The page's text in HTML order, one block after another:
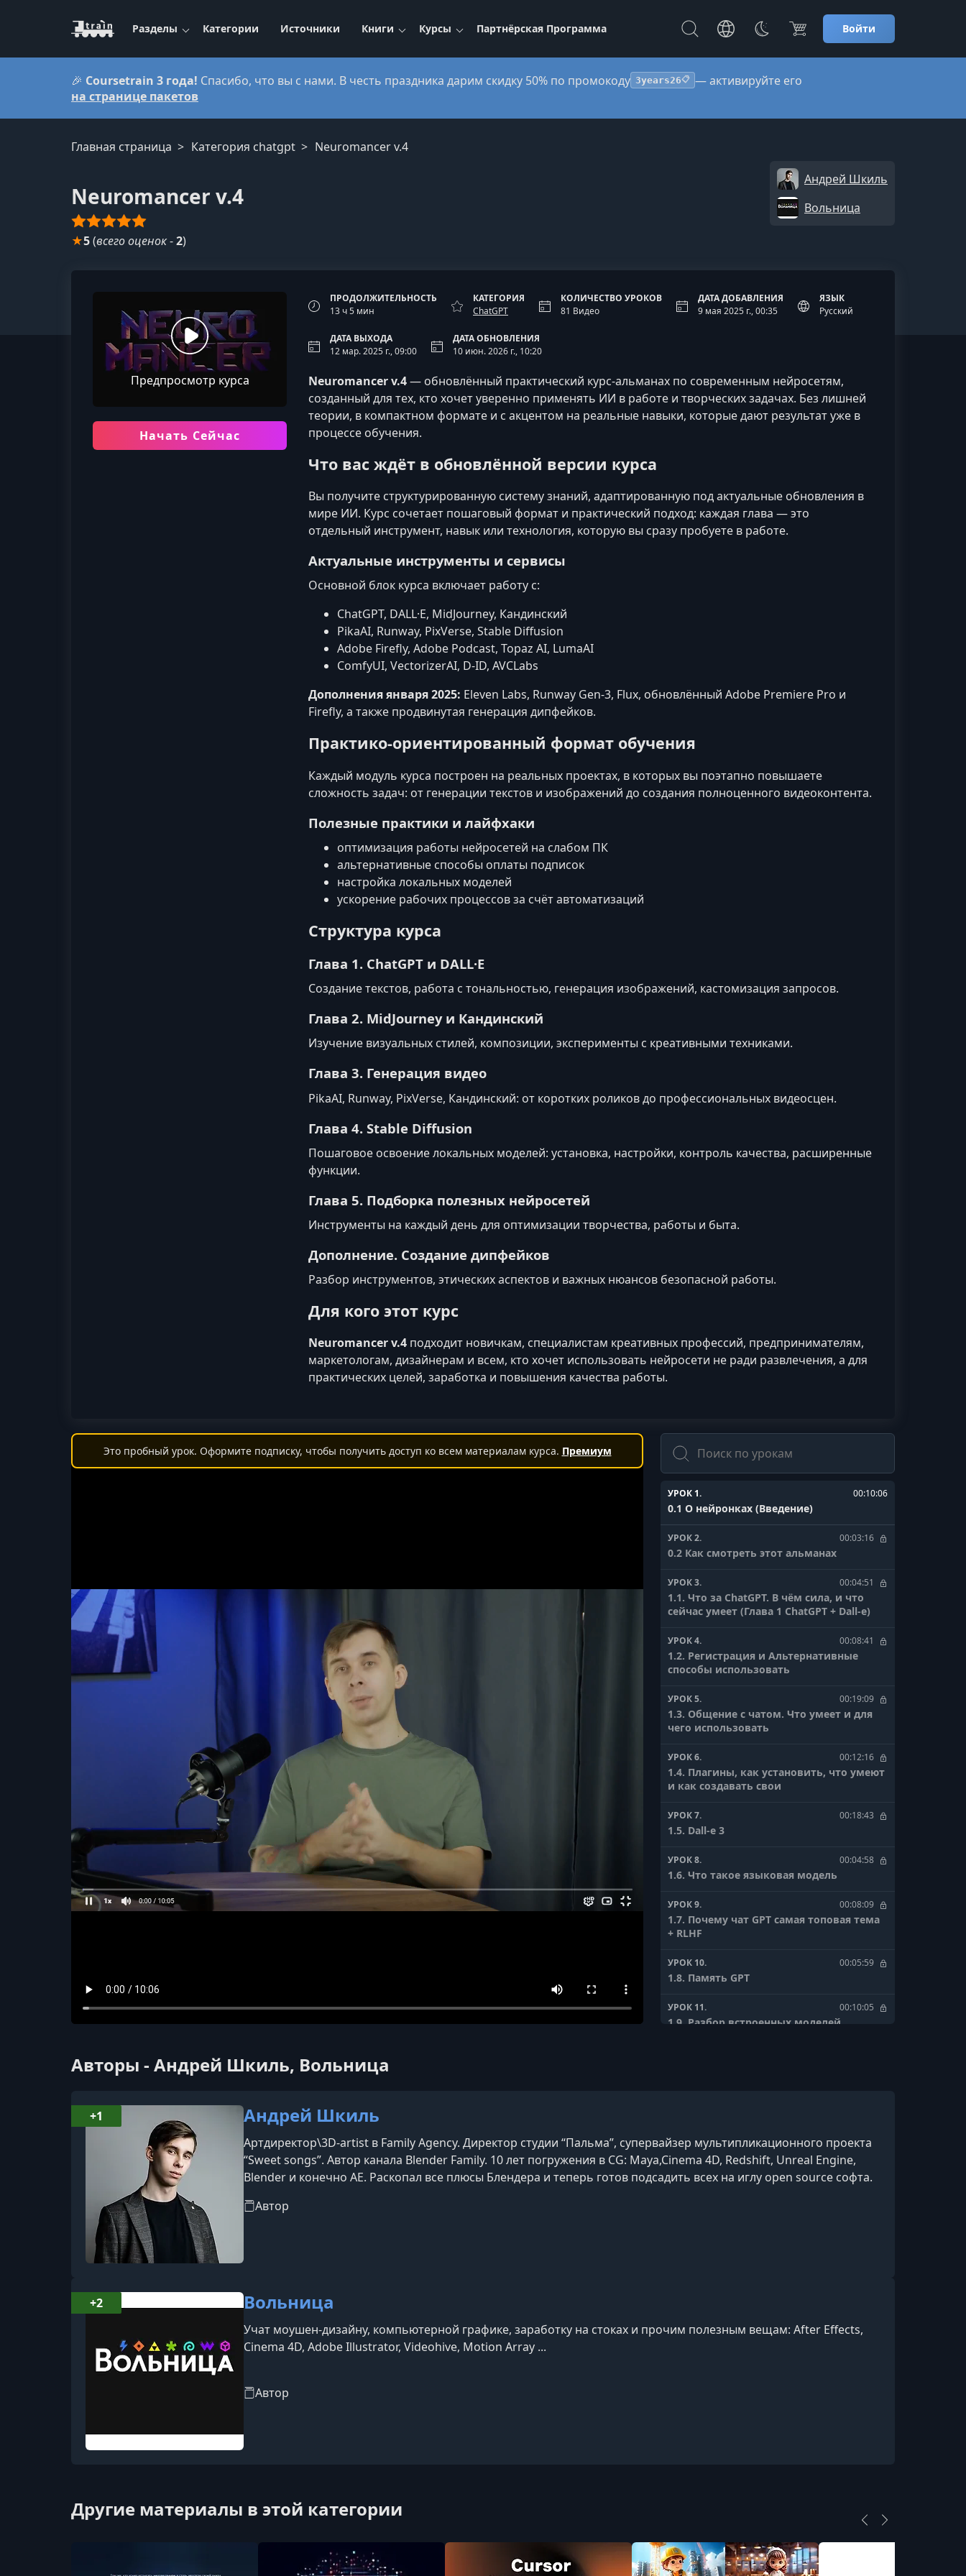
Разделы Категории Источники Книги Курсы Партнёрская Программа Войти
🎉 Coursetrain 3 года! Спасибо, что вы с нами. В честь праздника дарим скидку 50% по промокоду 3years26📋 — активируйте его
на странице пакетов
Главная страница Категория chatgpt Neuromancer v.4
Neuromancer v.4
Андрей Шкиль
Вольница
★5(всего оценок-2)
Предпросмотр курса
Начать Сейчас
ПРОДОЛЖИТЕЛЬНОСТЬ
13 ч 5 мин
КАТЕГОРИЯ
ChatGPT
КОЛИЧЕСТВО УРОКОВ
81 Видео
ДАТА ДОБАВЛЕНИЯ
9 мая 2025 г., 00:35
ЯЗЫК
Русский
ДАТА ВЫХОДА
12 мар. 2025 г., 09:00
ДАТА ОБНОВЛЕНИЯ
10 июн. 2026 г., 10:20
Neuromancer v.4— обновлённый практический курс-альманах по современным нейросетям,
созданный для тех, кто хочет уверенно применять ИИ в работе и творческих задачах. Без лишней
теории, в компактном формате и с акцентом на реальные навыки, которые дают результат уже в
процессе обучения.
Что вас ждёт в обновлённой версии курса
Вы получите структурированную систему знаний, адаптированную под актуальные обновления в
мире ИИ. Курс сочетает пошаговый формат и практический подход: каждая глава — это
отдельный инструмент, навык или технология, которую вы сразу пробуете в работе.
Актуальные инструменты и сервисы
Основной блок курса включает работу с:
ChatGPT, DALL·E, MidJourney, Кандинский
PikaAI, Runway, PixVerse, Stable Diffusion
Adobe Firefly, Adobe Podcast, Topaz AI, LumaAI
ComfyUI, VectorizerAI, D-ID, AVCLabs
Дополнения января 2025: Eleven Labs, Runway Gen-3, Flux, обновлённый Adobe Premiere Pro и
Firefly, а также продвинутая генерация дипфейков.
Практико-ориентированный формат обучения
Каждый модуль курса построен на реальных проектах, в которых вы поэтапно повышаете
сложность задач: от генерации текстов и изображений до создания полноценного видеоконтента.
Полезные практики и лайфхаки
оптимизация работы нейросетей на слабом ПК
альтернативные способы оплаты подписок
настройка локальных моделей
ускорение рабочих процессов за счёт автоматизаций
Структура курса
Глава 1. ChatGPT и DALL·E
Создание текстов, работа с тональностью, генерация изображений, кастомизация запросов.
Глава 2. MidJourney и Кандинский
Изучение визуальных стилей, композиции, эксперименты с креативными техниками.
Глава 3. Генерация видео
PikaAI, Runway, PixVerse, Кандинский: от коротких роликов до профессиональных видеосцен.
Глава 4. Stable Diffusion
Пошаговое освоение локальных моделей: установка, настройки, контроль качества, расширенные
функции.
Глава 5. Подборка полезных нейросетей
Инструменты на каждый день для оптимизации творчества, работы и быта.
Дополнение. Создание дипфейков
Разбор инструментов, этических аспектов и важных нюансов безопасной работы.
Для кого этот курс
Neuromancer v.4 подходит новичкам, специалистам креативных профессий, предпринимателям,
маркетологам, дизайнерам и всем, кто хочет использовать нейросети не ради развлечения, а для
практических целей, заработка и повышения качества работы.
Это пробный урок. Оформите подписку, чтобы получить доступ ко всем материалам курса. Премиум
Поиск
УРОК 1. 00:10:06
0.1 О нейронках (Введение)
УРОК 2. 00:03:16
0.2 Как смотреть этот альманах
УРОК 3. 00:04:51
1.1. Что за ChatGPT. В чём сила, и что
сейчас умеет (Глава 1 ChatGPT + Dall-e)
УРОК 4. 00:08:41
1.2. Регистрация и Альтернативные
способы использовать
УРОК 5. 00:19:09
1.3. Общение с чатом. Что умеет и для
чего использовать
УРОК 6. 00:12:16
1.4. Плагины, как установить, что умеют
и как создавать свои
УРОК 7. 00:18:43
1.5. Dall-e 3
УРОК 8. 00:04:58
1.6. Что такое языковая модель
УРОК 9. 00:08:09
1.7. Почему чат GPT самая топовая тема
+ RLHF
УРОК 10. 00:05:59
1.8. Память GPT
УРОК 11. 00:10:05
1.9. Разбор встроенных моделей
УРОК 14.
1.12. Статьи, заголовки, редактура
1.20. Контент план
Авторы - Андрей Шкиль, Вольница
Андрей Шкиль
Артдиректор\3D-artist в Family Agency. Директор студии “Пальма”, супервайзер мультипликационного проекта
“Sweet songs”. Автор канала Blender Family. 10 лет погружения в CG: Maya,Cinema 4D, Redshift, Unreal Engine,
Blender и конечно AE. Раскопал все плюсы Блендера и теперь готов подсадить всех на иглу open source софта.
Автор
+1
Вольница
Учат моушен-дизайну, компьютерной графике, заработку на стоках и прочим полезным вещам: After Effects,
Cinema 4D, Adobe Illustrator, Videohive, Motion Array ...
Автор
+2
Другие материалы в этой категории